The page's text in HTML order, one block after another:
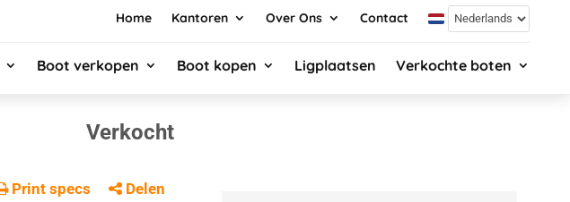
Home Kantoren Over Ons Contact
Boot verkopen Boot kopen Ligplaatsen Verkochte boten
Verkocht
Print specs Delen